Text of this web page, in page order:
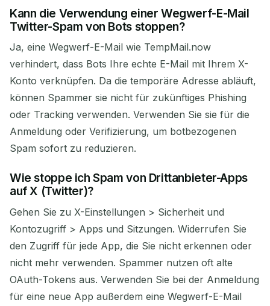
Kann die Verwendung einer Wegwerf-E-Mail
Twitter-Spam von Bots stoppen?
Ja, eine Wegwerf-E-Mail wie TempMail.now
verhindert, dass Bots Ihre echte E-Mail mit Ihrem X-
Konto verknüpfen. Da die temporäre Adresse abläuft,
können Spammer sie nicht für zukünftiges Phishing
oder Tracking verwenden. Verwenden Sie sie für die
Anmeldung oder Verifizierung, um botbezogenen
Spam sofort zu reduzieren.
Wie stoppe ich Spam von Drittanbieter-Apps
auf X (Twitter)?
Gehen Sie zu X-Einstellungen > Sicherheit und
Kontozugriff > Apps und Sitzungen. Widerrufen Sie
den Zugriff für jede App, die Sie nicht erkennen oder
nicht mehr verwenden. Spammer nutzen oft alte
OAuth-Tokens aus. Verwenden Sie bei der Anmeldung
für eine neue App außerdem eine Wegwerf-E-Mail